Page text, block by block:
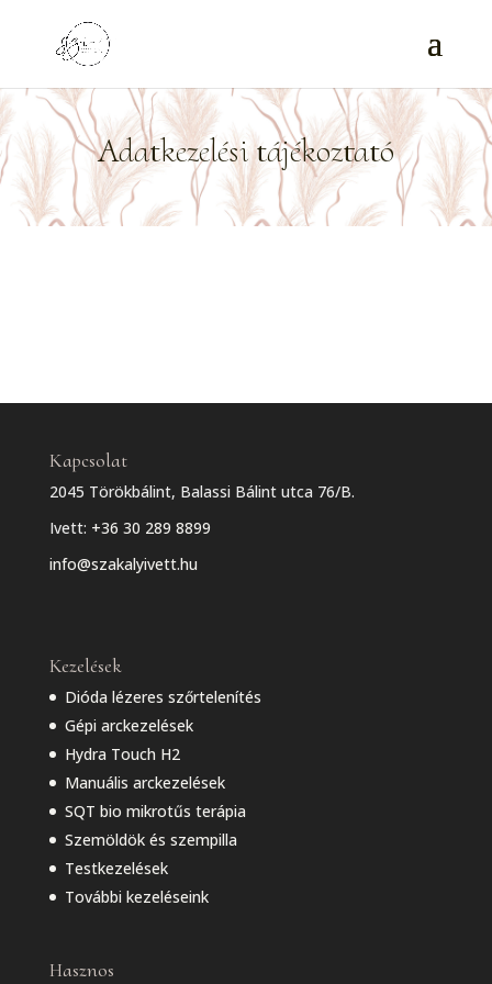
Adatkezelési tájékoztató
Kapcsolat
2045 Törökbálint, Balassi Bálint utca 76/B.
Ivett: +36 30 289 8899
info@szakalyivett.hu
Kezelések
Dióda lézeres szőrtelenítés
Gépi arckezelések
Hydra Touch H2
Manuális arckezelések
SQT bio mikrotűs terápia
Szemöldök és szempilla
Testkezelések
További kezeléseink
Hasznos